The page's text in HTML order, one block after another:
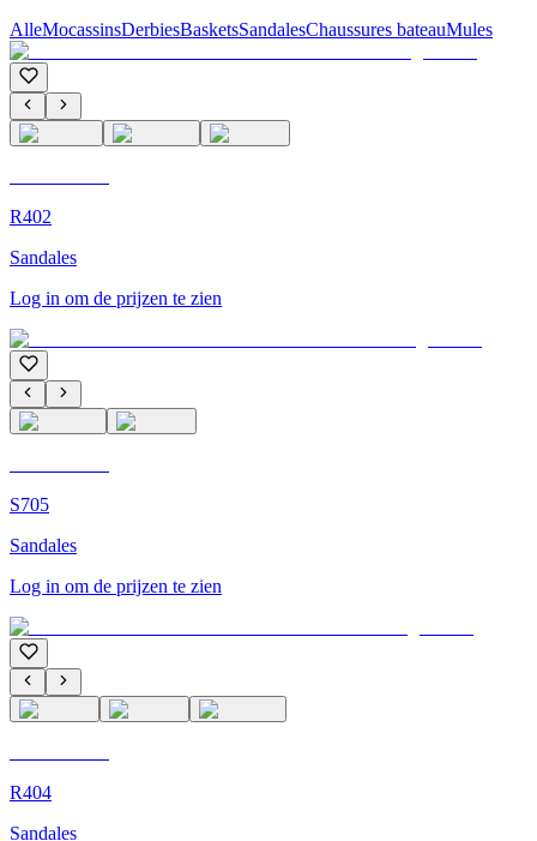
AlleMocassinsDerbiesBasketsSandalesChaussures bateauMules
R402
Sandales
Log in om de prijzen te zien
S705
Sandales
Log in om de prijzen te zien
R404
Sandales